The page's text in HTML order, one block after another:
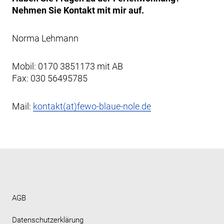
Nehmen Sie Kontakt mit mir auf.
Norma Lehmann
Mobil: 0170 3851173 mit AB
Fax: 030 56495785
Mail: kontakt(at)fewo-blaue-nole.de
AGB
Datenschutzerklärung